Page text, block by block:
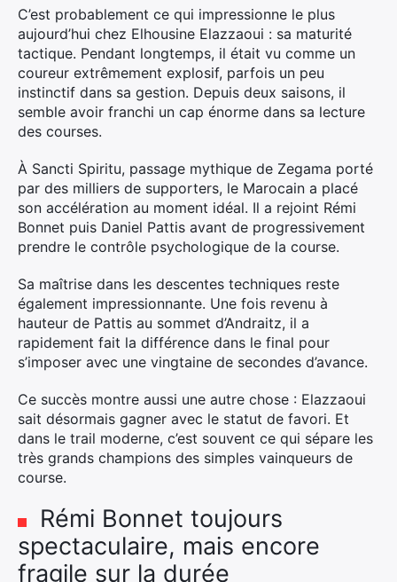
C’est probablement ce qui impressionne le plus
aujourd’hui chez Elhousine Elazzaoui : sa maturité
tactique. Pendant longtemps, il était vu comme un
coureur extrêmement explosif, parfois un peu
instinctif dans sa gestion. Depuis deux saisons, il
semble avoir franchi un cap énorme dans sa lecture
des courses.
À Sancti Spiritu, passage mythique de Zegama porté
par des milliers de supporters, le Marocain a placé
son accélération au moment idéal. Il a rejoint Rémi
Bonnet puis Daniel Pattis avant de progressivement
prendre le contrôle psychologique de la course.
Sa maîtrise dans les descentes techniques reste
également impressionnante. Une fois revenu à
hauteur de Pattis au sommet d’Andraitz, il a
rapidement fait la différence dans le final pour
s’imposer avec une vingtaine de secondes d’avance.
Ce succès montre aussi une autre chose : Elazzaoui
sait désormais gagner avec le statut de favori. Et
dans le trail moderne, c’est souvent ce qui sépare les
très grands champions des simples vainqueurs de
course.
Rémi Bonnet toujours
spectaculaire, mais encore
fragile sur la durée